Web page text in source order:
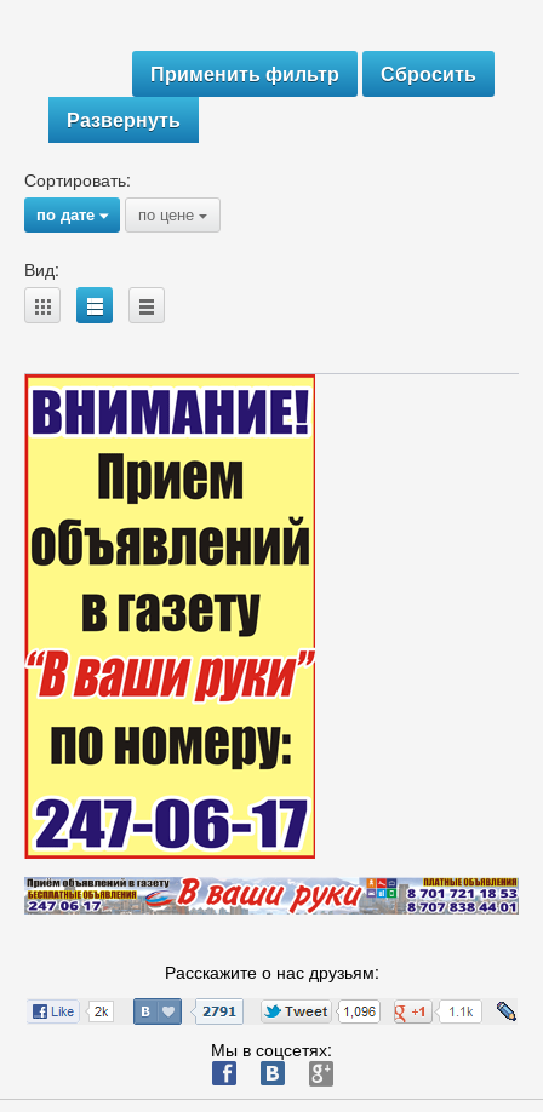
Развернуть
Сортировать:
по дате{ по цене {
Вид:
A B C
Расскажите о нас друзьям:
Мы в соцсетях:
ä æ è